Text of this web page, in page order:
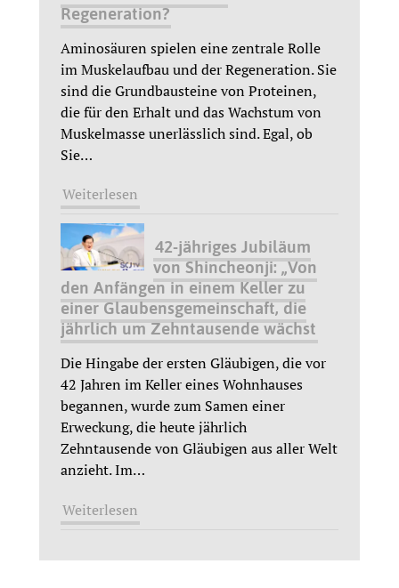
Regeneration?
Aminosäuren spielen eine zentrale Rolle
im Muskelaufbau und der Regeneration. Sie
sind die Grundbausteine von Proteinen,
die für den Erhalt und das Wachstum von
Muskelmasse unerlässlich sind. Egal, ob
Sie…
Weiterlesen
42-jähriges Jubiläum
von Shincheonji: „Von
den Anfängen in einem Keller zu
einer Glaubensgemeinschaft, die
jährlich um Zehntausende wächst
Die Hingabe der ersten Gläubigen, die vor
42 Jahren im Keller eines Wohnhauses
begannen, wurde zum Samen einer
Erweckung, die heute jährlich
Zehntausende von Gläubigen aus aller Welt
anzieht. Im…
Weiterlesen